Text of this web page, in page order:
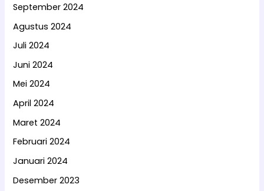
September 2024
Agustus 2024
Juli 2024
Juni 2024
Mei 2024
April 2024
Maret 2024
Februari 2024
Januari 2024
Desember 2023